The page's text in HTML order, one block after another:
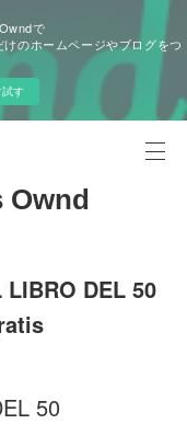
で
けのホームページやブログをつ
す
Ownd
DEL 50
50